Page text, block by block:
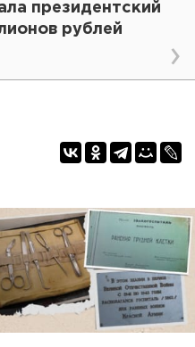
президентский
рублей